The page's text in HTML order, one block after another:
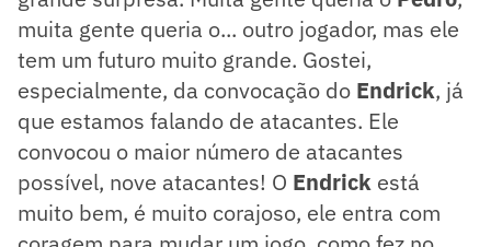
muita gente queria o... outro jogador, mas ele
tem um futuro muito grande. Gostei,
especialmente, da convocação do Endrick, já
que estamos falando de atacantes. Ele
convocou o maior número de atacantes
possível, nove atacantes! O Endrick está
muito bem, é muito corajoso, ele entra com